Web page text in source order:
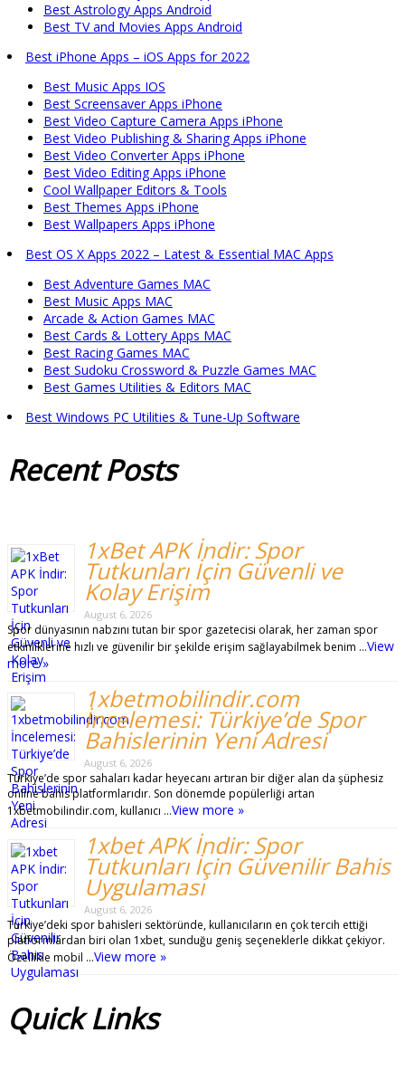
Best Astrology Apps Android
Best TV and Movies Apps Android
Best iPhone Apps – iOS Apps for 2022
Best Music Apps IOS
Best Screensaver Apps iPhone
Best Video Capture Camera Apps iPhone
Best Video Publishing & Sharing Apps iPhone
Best Video Converter Apps iPhone
Best Video Editing Apps iPhone
Cool Wallpaper Editors & Tools
Best Themes Apps iPhone
Best Wallpapers Apps iPhone
Best OS X Apps 2022 – Latest & Essential MAC Apps
Best Adventure Games MAC
Best Music Apps MAC
Arcade & Action Games MAC
Best Cards & Lottery Apps MAC
Best Racing Games MAC
Best Sudoku Crossword & Puzzle Games MAC
Best Games Utilities & Editors MAC
Best Windows PC Utilities & Tune-Up Software
RecentPosts
1xBet APK İndir: Spor
Tutkunları İçin Güvenli ve
Kolay Erişim
August 6, 2026
Spor dünyasının nabzını tutan bir spor gazetecisi olarak, her zaman spor
etkinliklerine hızlı ve güvenilir bir şekilde erişim sağlayabilmek benim …View
more »
1xbetmobilindir.com
İncelemesi: Türkiye’de Spor
Bahislerinin Yeni Adresi
August 6, 2026
Türkiye’de spor sahaları kadar heyecanı artıran bir diğer alan da şüphesiz
online bahis platformlarıdır. Son dönemde popülerliği artan
1xbetmobilindir.com, kullanıcı …View more »
1xbet APK İndir: Spor
Tutkunları İçin Güvenilir Bahis
Uygulaması
August 6, 2026
Türkiye’deki spor bahisleri sektöründe, kullanıcıların en çok tercih ettiği
platformlardan biri olan 1xbet, sunduğu geniş seçeneklerle dikkat çekiyor.
Özellikle mobil …View more »
QuickLinks